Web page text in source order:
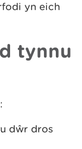
yn eich
tynnu
dŵr dros